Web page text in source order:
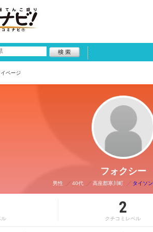
ページ
フォクシー
男性 40代 高座郡寒川町 タイソ
ル
2
クチコミレベル